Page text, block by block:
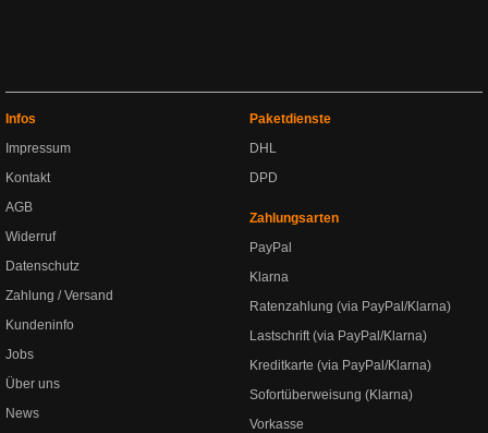
Infos
Impressum
Kontakt
AGB
Widerruf
Datenschutz
Zahlung / Versand
Kundeninfo
Jobs
Über uns
News
Paketdienste
DHL
DPD
Zahlungsarten
PayPal
Klarna
Ratenzahlung (via PayPal/Klarna)
Lastschrift (via PayPal/Klarna)
Kreditkarte (via PayPal/Klarna)
Sofortüberweisung (Klarna)
Vorkasse